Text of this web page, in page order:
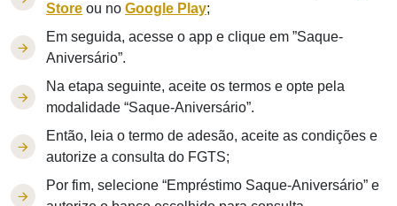
Store ou no Google Play;
Em seguida, acesse o app e clique em ”Saque-
Aniversário”.
Na etapa seguinte, aceite os termos e opte pela
modalidade “Saque-Aniversário”.
Então, leia o termo de adesão, aceite as condições e
autorize a consulta do FGTS;
Por fim, selecione “Empréstimo Saque-Aniversário” e